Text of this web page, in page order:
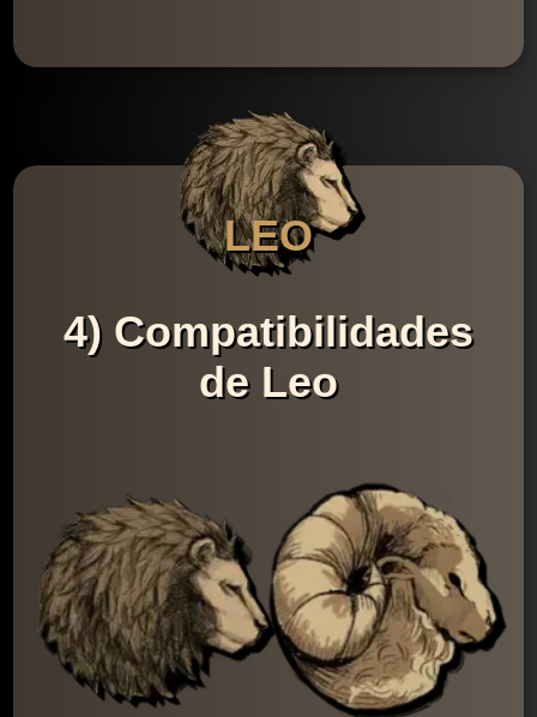
LEO
4) Compatibilidades
de Leo